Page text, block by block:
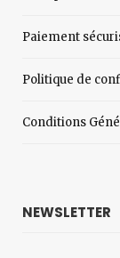
Paiement
Politique de
Conditions
NEWSLETTER